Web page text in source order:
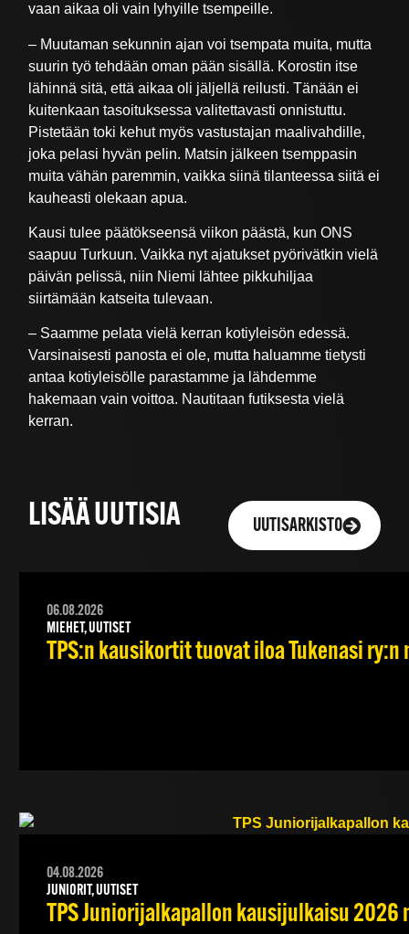
vaan aikaa oli vain lyhyille tsempeille.
– Muutaman sekunnin ajan voi tsempata muita, mutta
suurin työ tehdään oman pään sisällä. Korostin itse
lähinnä sitä, että aikaa oli jäljellä reilusti. Tänään ei
kuitenkaan tasoituksessa valitettavasti onnistuttu.
Pistetään toki kehut myös vastustajan maalivahdille,
joka pelasi hyvän pelin. Matsin jälkeen tsemppasin
muita vähän paremmin, vaikka siinä tilanteessa siitä ei
kauheasti olekaan apua.
Kausi tulee päätökseensä viikon päästä, kun ONS
saapuu Turkuun. Vaikka nyt ajatukset pyörivätkin vielä
päivän pelissä, niin Niemi lähtee pikkuhiljaa
siirtämään katseita tulevaan.
– Saamme pelata vielä kerran kotiyleisön edessä.
Varsinaisesti panosta ei ole, mutta haluamme tietysti
antaa kotiyleisölle parastamme ja lähdemme
hakemaan vain voittoa. Nautitaan futiksesta vielä
kerran.
LISÄÄ UUTISIA UUTISARKISTO
06.08.2026
MIEHET, UUTISET
TPS:n kausikortit tuovat iloa Tukenasi
04.08.2026
JUNIORIT, UUTISET
TPS Juniorijalkapallon kausijulkaisu 2026